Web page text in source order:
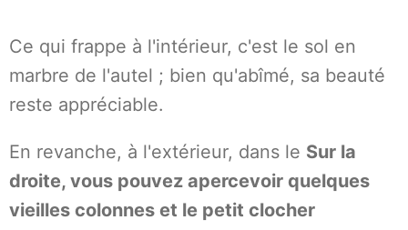
Ce qui frappe à l'intérieur, c'est le sol en
marbre de l'autel ; bien qu'abîmé, sa beauté
reste appréciable.
En revanche, à l'extérieur, dans le Sur la
droite, vous pouvez apercevoir quelques
vieilles colonnes et le petit clocher